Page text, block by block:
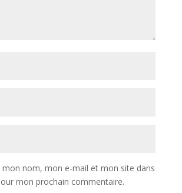
mon nom, mon e-mail et mon site dans
mon prochain commentaire.